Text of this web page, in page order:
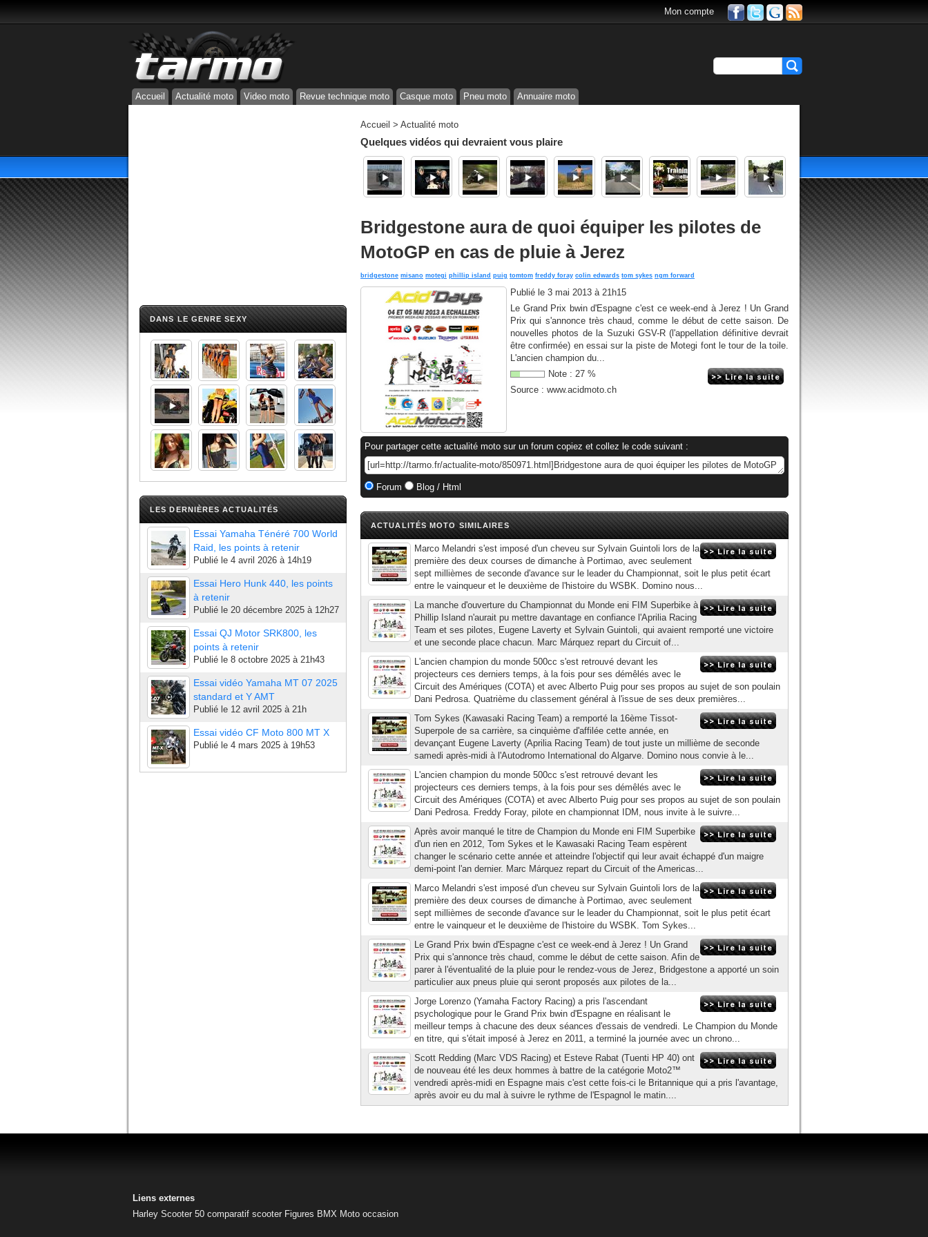
Mon compte
Accueil Actualité moto Video moto Revue technique moto Casque moto Pneu moto Annuaire moto
DANS LE GENRE SEXY
LES DERNIÈRES ACTUALITÉS
Essai Yamaha Ténéré 700 World
Raid, les points à retenir
Publié le 4 avril 2026 à 14h19
Essai Hero Hunk 440, les points
à retenir
Publié le 20 décembre 2025 à 12h27
Essai QJ Motor SRK800, les
points à retenir
Publié le 8 octobre 2025 à 21h43
Essai vidéo Yamaha MT 07 2025
standard et Y AMT
Publié le 12 avril 2025 à 21h
Essai vidéo CF Moto 800 MT X
Publié le 4 mars 2025 à 19h53
Accueil > Actualité moto
Quelques vidéos qui devraient vous plaire
Bridgestone aura de quoi équiper les pilotes de
MotoGP en cas de pluie à Jerez
bridgestone misano motegi phillip island puig tomtom freddy foray colin edwards tom sykes ngm forward
Publié le 3 mai 2013 à 21h15
Le Grand Prix bwin d'Espagne c'est ce week-end à Jerez ! Un Grand
Prix qui s'annonce très chaud, comme le début de cette saison. De
nouvelles photos de la Suzuki GSV-R (l'appellation définitive devrait
être confirmée) en essai sur la piste de Motegi font le tour de la toile.
L'ancien champion du...
Note : 27 %
Source : www.acidmoto.ch
Pour partager cette actualité moto sur un forum copiez et collez le code suivant :
Forum Blog / Html
ACTUALITÉS MOTO SIMILAIRES
Marco Melandri s'est imposé d'un cheveu sur Sylvain Guintoli lors de la
première des deux courses de dimanche à Portimao, avec seulement
sept millièmes de seconde d'avance sur le leader du Championnat, soit le plus petit écart
entre le vainqueur et le deuxième de l'histoire du WSBK. Domino nous...
La manche d'ouverture du Championnat du Monde eni FIM Superbike à
Phillip Island n'aurait pu mettre davantage en confiance l'Aprilia Racing
Team et ses pilotes, Eugene Laverty et Sylvain Guintoli, qui avaient remporté une victoire
et une seconde place chacun. Marc Márquez repart du Circuit of...
L'ancien champion du monde 500cc s'est retrouvé devant les
projecteurs ces derniers temps, à la fois pour ses démêlés avec le
Circuit des Amériques (COTA) et avec Alberto Puig pour ses propos au sujet de son poulain
Dani Pedrosa. Quatrième du classement général à l'issue de ses deux premières...
Tom Sykes (Kawasaki Racing Team) a remporté la 16ème Tissot-
Superpole de sa carrière, sa cinquième d'affilée cette année, en
devançant Eugene Laverty (Aprilia Racing Team) de tout juste un millième de seconde
samedi après-midi à l'Autodromo International do Algarve. Domino nous convie à le...
L'ancien champion du monde 500cc s'est retrouvé devant les
projecteurs ces derniers temps, à la fois pour ses démêlés avec le
Circuit des Amériques (COTA) et avec Alberto Puig pour ses propos au sujet de son poulain
Dani Pedrosa. Freddy Foray, pilote en championnat IDM, nous invite à le suivre...
Après avoir manqué le titre de Champion du Monde eni FIM Superbike
d'un rien en 2012, Tom Sykes et le Kawasaki Racing Team espèrent
changer le scénario cette année et atteindre l'objectif qui leur avait échappé d'un maigre
demi-point l'an dernier. Marc Márquez repart du Circuit of the Americas...
Marco Melandri s'est imposé d'un cheveu sur Sylvain Guintoli lors de la
première des deux courses de dimanche à Portimao, avec seulement
sept millièmes de seconde d'avance sur le leader du Championnat, soit le plus petit écart
entre le vainqueur et le deuxième de l'histoire du WSBK. Tom Sykes...
Le Grand Prix bwin d'Espagne c'est ce week-end à Jerez ! Un Grand
Prix qui s'annonce très chaud, comme le début de cette saison. Afin de
parer à l'éventualité de la pluie pour le rendez-vous de Jerez, Bridgestone a apporté un soin
particulier aux pneus pluie qui seront proposés aux pilotes de la...
Jorge Lorenzo (Yamaha Factory Racing) a pris l'ascendant
psychologique pour le Grand Prix bwin d'Espagne en réalisant le
meilleur temps à chacune des deux séances d'essais de vendredi. Le Champion du Monde
en titre, qui s'était imposé à Jerez en 2011, a terminé la journée avec un chrono...
Scott Redding (Marc VDS Racing) et Esteve Rabat (Tuenti HP 40) ont
de nouveau été les deux hommes à battre de la catégorie Moto2™
vendredi après-midi en Espagne mais c'est cette fois-ci le Britannique qui a pris l'avantage,
après avoir eu du mal à suivre le rythme de l'Espagnol le matin....
Liens externes
Harley Scooter 50 comparatif scooter Figures BMX Moto occasion